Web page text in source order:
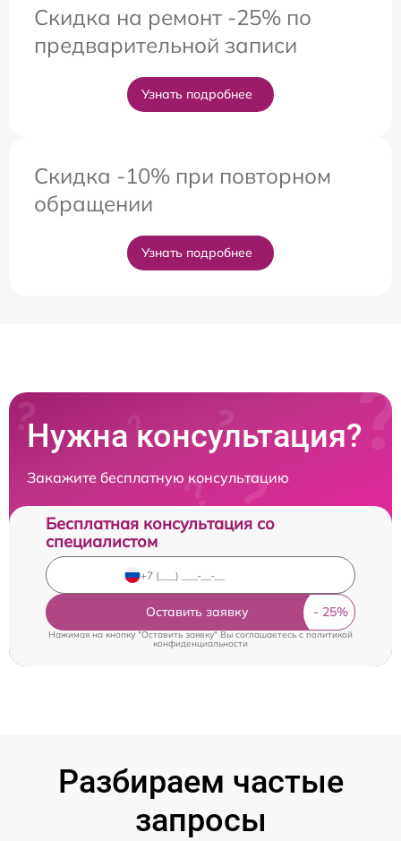
Скидка на ремонт -25% по
предварительной записи
Узнать подробнее
Скидка -10% при повторном
обращении
Узнать подробнее
Нужна консультация?
Закажите бесплатную консультацию
Бесплатная консультация со
специалистом
Оставить заявку
Нажимая на кнопку "Оставить заявку" Вы соглашаетесь c политикой
конфиденциальности
Разбираем частые
запросы